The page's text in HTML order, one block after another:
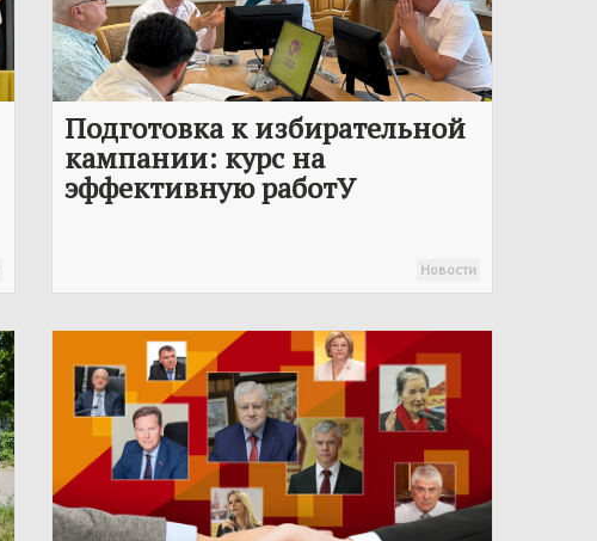
Подготовка к избирательной
кампании: курс на
эффективную работУ
Новости